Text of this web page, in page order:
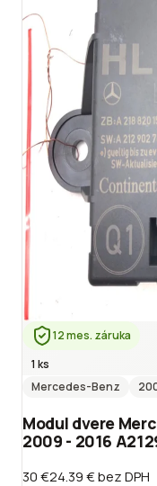
12 mes. záruka
1 ks
Mercedes-Benz
Modul dvere
2009 - 2016
30 €24.39 €bez DPH